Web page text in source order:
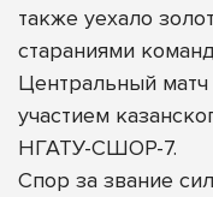
также уехало
стараниями
Центральный
участием
НГАТУ-СШОР-7.
Спор за звание